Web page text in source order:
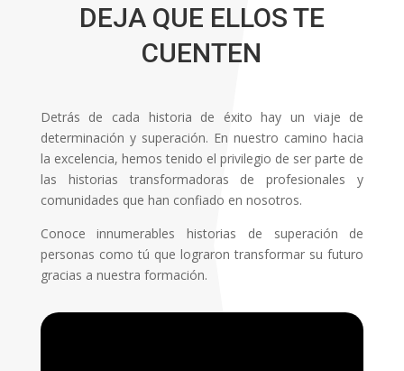
DEJA QUE ELLOS TE
CUENTEN
Detrás de cada historia de éxito hay un viaje de
determinación y superación. En nuestro camino hacia
la excelencia, hemos tenido el privilegio de ser parte de
las historias transformadoras de profesionales y
comunidades que han confiado en nosotros.
Conoce innumerables historias de superación de
personas como tú que lograron transformar su futuro
gracias a nuestra formación.